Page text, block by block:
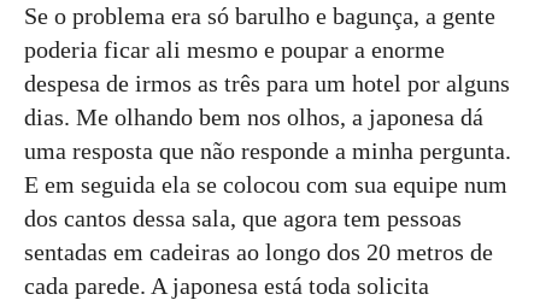
Se o problema era só barulho e bagunça, a gente
poderia ficar ali mesmo e poupar a enorme
despesa de irmos as três para um hotel por alguns
dias. Me olhando bem nos olhos, a japonesa dá
uma resposta que não responde a minha pergunta.
E em seguida ela se colocou com sua equipe num
dos cantos dessa sala, que agora tem pessoas
sentadas em cadeiras ao longo dos 20 metros de
cada parede. A japonesa está toda solicita